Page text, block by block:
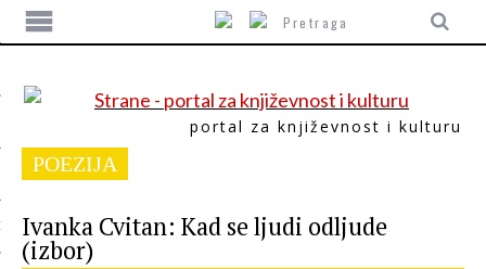
portal za književnost i kulturu
POEZIJA
Ivanka Cvitan: Kad se ljudi odljude
(izbor)